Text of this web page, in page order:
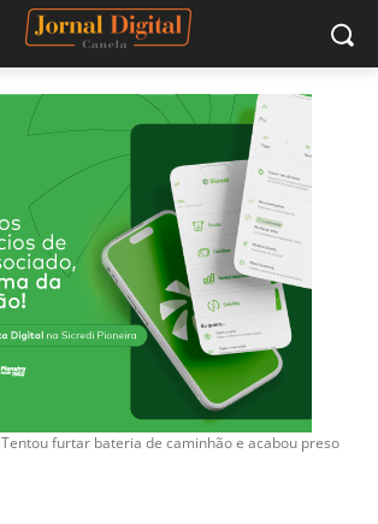
Tentou furtar bateria de caminhão e acabou preso